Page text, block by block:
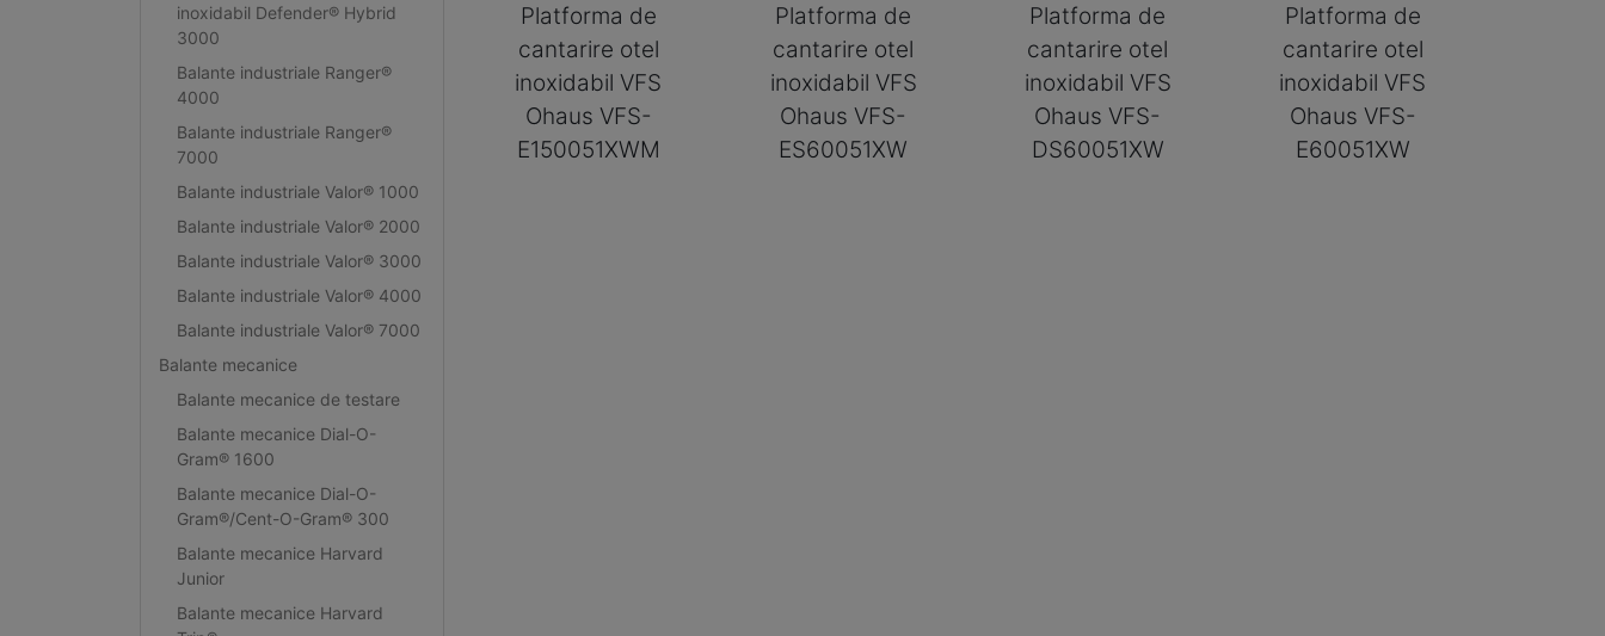
inoxidabil Defender® Hybrid
3000
Balante industriale Ranger®
4000
Balante industriale Ranger®
7000
Balante industriale Valor® 1000
Balante industriale Valor® 2000
Balante industriale Valor® 3000
Balante industriale Valor® 4000
Balante industriale Valor® 7000
Balante mecanice
Balante mecanice de testare
Balante mecanice Dial-O-
Gram® 1600
Balante mecanice Dial-O-
Gram®/Cent-O-Gram® 300
Balante mecanice Harvard
Junior
Balante mecanice Harvard
Platforma de
cantarire otel
inoxidabil VFS
Ohaus VFS-
E150051XWM
Platforma de
cantarire otel
inoxidabil VFS
Ohaus VFS-
ES60051XW
Platforma de
cantarire otel
inoxidabil VFS
Ohaus VFS-
DS60051XW
Platforma de
cantarire otel
inoxidabil VFS
Ohaus VFS-
E60051XW